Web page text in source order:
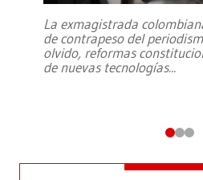
La exmagistrada
de contrapeso del
olvido, reformas
de nuevas tecnologías...